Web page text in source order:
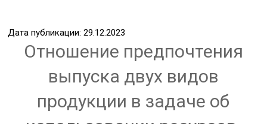
Дата публикации: 29.12.2023
Отношение предпочтения
выпуска двух видов
продукции в задаче об